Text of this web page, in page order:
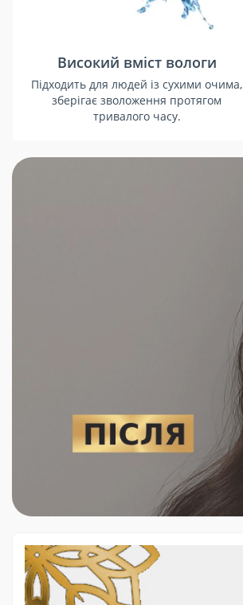
Високий вміст вологи
Підходить для людей із сухими очима,
зберігає зволоження протягом
тривалого часу.